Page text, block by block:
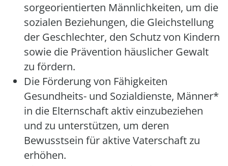
sorgeorientierten Männlichkeiten, um die
sozialen Beziehungen, die Gleichstellung
der Geschlechter, den Schutz von Kindern
sowie die Prävention häuslicher Gewalt
zu fördern.
Die Förderung von Fähigkeiten
Gesundheits- und Sozialdienste, Männer*
in die Elternschaft aktiv einzubeziehen
und zu unterstützen, um deren
Bewusstsein für aktive Vaterschaft zu
erhöhen.